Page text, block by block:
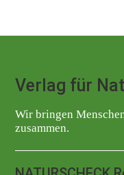
Verlag für
Wir bringen
zusammen.